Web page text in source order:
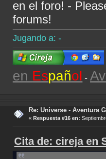
en el foro! -
forums!
Jugando a: -
en Español -
Re: Universe - Aventura
« Respuesta #16 en:
Cita de: cireja en